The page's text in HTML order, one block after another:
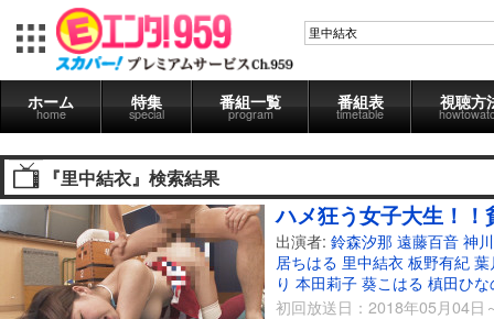
ホーム
home
特集
special
番組一覧
program
番組表
timetable
視聴方
『里中結衣』検索結果
ハメ狂う女子大生！
出演者: 鈴森汐那 遠藤百音 神
居ちはる 里中結衣 板野有紀 葉
り 本田莉子 葵こはる 槙田ひな
初回放送日：2018年05月04日